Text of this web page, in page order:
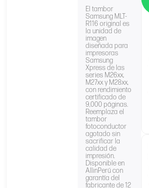
El tambor
Samsung MLT-
R116 original es
la unidad de
imagen
diseñada para
impresoras
Samsung
Xpress de las
series M26xx,
M27xx y M28xx,
con rendimiento
certificado de
9,000 páginas.
Reemplaza el
tambor
fotoconductor
agotado sin
sacrificar la
calidad de
impresión.
Disponible en
AllinPerú con
garantía del
fabricante de 12